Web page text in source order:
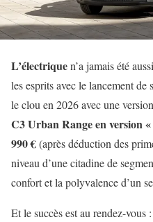
L’électriquen’a jamais été aussi
les esprits avec le lancement
le clou en 2026 avec une version
C3 Urban Rangeen version
990 €(après déduction des
niveau d’une citadine de
confort et la polyvalence d’un
Et le succès est au rendez-vous